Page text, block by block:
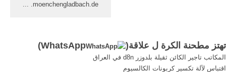
moenchengladbach.de. ...
السرعة قطع 183 قطع غيار ،
تهتز مطحنة الكرة ل علاقة( WhatsApp
)
المكاتب تاجير الكائن ثقيلة بلدوزر d8n في العراق
اقتباس لآلة تكسير كربونات الكالسيوم